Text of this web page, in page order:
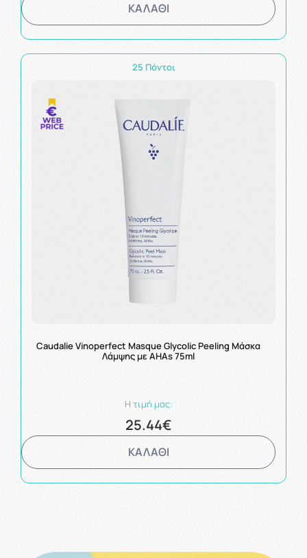
ΚΑΛΑΘΙ
25 Πόντοι
Caudalie Vinoperfect Masque Glycolic Peeling Μάσκα
Λάμψης με ΑΗΑs 75ml
Η τιμή μας:
25.44€
ΚΑΛΑΘΙ